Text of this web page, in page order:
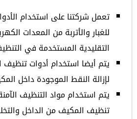
تعمل شركتنا على استخدام
للغبار والأتربة من المعدات
التقليدية المستخدمة في
يتم أيضا استخدام أدوات
لإزالة النقط الموجودة داخل
يتم استخدام مواد التنظيف
تنظيف المكيف من الداخل